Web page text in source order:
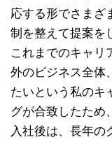
応する形でさまざ
制を整えて提案を
これまでのキャリ
外のビジネス全体
たいという私のキ
グが合致したため
入社後は、長年の